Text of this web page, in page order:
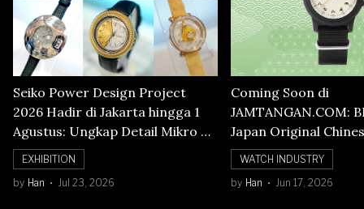
Seiko Power Design Project
2026 Hadir di Jakarta hingga 1
Agustus: Ungkap Detail Mikro di
Balik Seni Watchmaking
EXHIBITION
by Han Jul 23, 2026
Coming Soon di
JAMTANGAN.COM:
Japan Original
Numerals Watch
WATCH INDUSTRY
by Han Jun 17, 2026